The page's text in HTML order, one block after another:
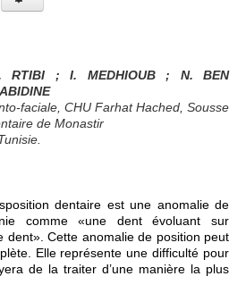
RTIBI ; I. MEDHIOUB ; N. BEN
faciale, CHU Farhat Hached, Sousse
de Monastir
dentaire est une anomalie de
comme «une dent évoluant sur
dent». Cette anomalie de position peut
Elle représente une difficulté pour
de la traiter d’une manière la plus